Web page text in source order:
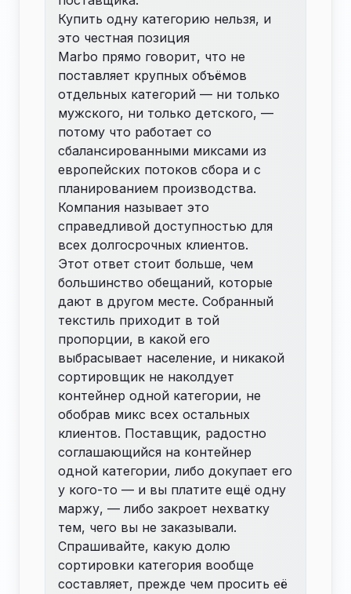
Купить одну категорию нельзя, и
это честная позиция
Marbo прямо говорит, что не
поставляет крупных объёмов
отдельных категорий — ни только
мужского, ни только детского, —
потому что работает со
сбалансированными миксами из
европейских потоков сбора и с
планированием производства.
Компания называет это
справедливой доступностью для
всех долгосрочных клиентов.
Этот ответ стоит больше, чем
большинство обещаний, которые
дают в другом месте. Собранный
текстиль приходит в той
пропорции, в какой его
выбрасывает население, и никакой
сортировщик не наколдует
контейнер одной категории, не
обобрав микс всех остальных
клиентов. Поставщик, радостно
соглашающийся на контейнер
одной категории, либо докупает его
у кого-то — и вы платите ещё одну
маржу, — либо закроет нехватку
тем, чего вы не заказывали.
Спрашивайте, какую долю
сортировки категория вообще
составляет, прежде чем просить её